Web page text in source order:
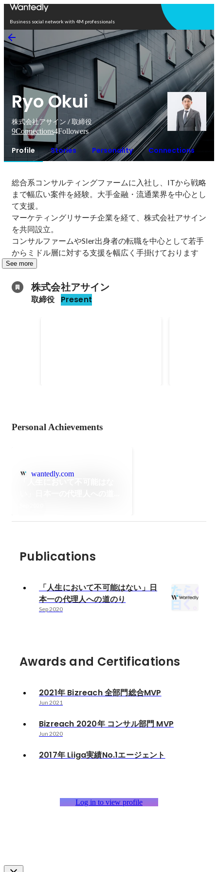
Business social network with 4M professionals
Ryo Okui
株式会社アサイン / 取締役
9Connections4Followers
Profile Stories Personality Connections
総合系コンサルティングファームに入社し、ITから戦略
まで幅広い案件を経験。大手金融・流通業界を中心とし
て支援。
マーケティングリサーチ企業を経て、株式会社アサイン
を共同設立。
コンサルファームやSIer出身者の転職を中心として若手
からミドル層に対する支援を幅広く手掛けております
See more
株式会社アサイン
取締役 Present
Personal Achievements
wantedly.com
Publications
「人生において不可能はない」日
本一の代理人への道のり
Sep 2020
Awards and Certifications
2021年 Bizreach 全部門総合MVP
Jun 2021
Bizreach 2020年 コンサル部門 MVP
Jun 2020
2017年 Liiga実績No.1エージェント
Log in to view profile